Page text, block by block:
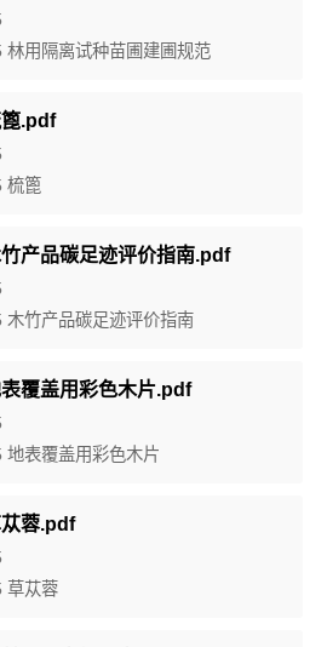
用隔离试种苗圃建圃规范
.pdf
梳篦
产品碳足迹评价指南.pdf
竹产品碳足迹评价指南
覆盖用彩色木片.pdf
表覆盖用彩色木片
蓉.pdf
草苁蓉